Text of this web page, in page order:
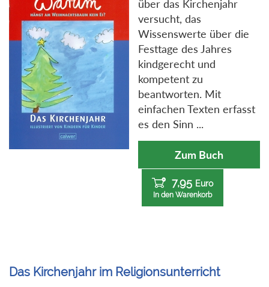
über das Kirchenjahr
versucht, das
Wissenswerte über die
Festtage des Jahres
kindgerecht und
kompetent zu
beantworten. Mit
einfachen Texten erfasst
es den Sinn ...
Zum Buch
7,95 Euro
In den Warenkorb
Das Kirchenjahr im Religionsunterricht